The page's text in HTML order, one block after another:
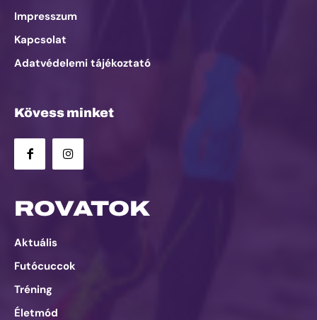
Impresszum
Kapcsolat
Adatvédelemi tájékoztató
Kövess minket
ROVATOK
Aktuális
Futócuccok
Tréning
Életmód